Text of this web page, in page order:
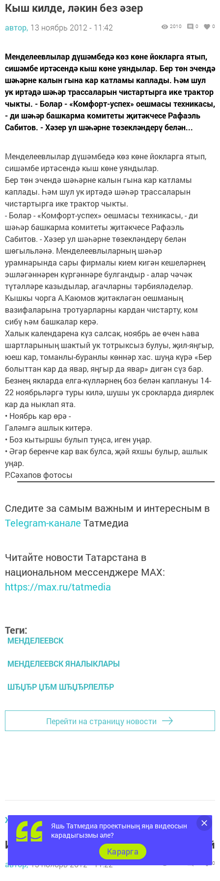
Кыш килде, ләкин без әзер
автор, 13 ноябрь 2012 - 11:42 2010 0 0
Менделеевлылар дүшәмбедә көз көне йокларга ятып,
сишәмбе иртәсендә кыш көне уяндылар. Бер төн эчендә
шәһәрне калын гына кар катламы каплады. Һәм шул
ук иртәдә шәһәр трассаларын чистартырга ике трактор
чыкты. - Болар - «Комфорт-успех» оешмасы техникасы,
- ди шәһәр башкарма комитеты җитәкчесе Рафаэль
Сабитов. - Хәзер ул шәһәрне төзекләндерү белән...
Менделеевлылар дүшәмбедә көз көне йокларга ятып,
сишәмбе иртәсендә кыш көне уяндылар.
Бер төн эчендә шәһәрне калын гына кар катламы
каплады. Һәм шул ук иртәдә шәһәр трассаларын
чистартырга ике трактор чыкты.
- Болар - «Комфорт-успех» оешмасы техникасы, - ди
шәһәр башкарма комитеты җитәкчесе Рафаэль
Сабитов. - Хәзер ул шәһәрне төзекләндерү белән
шөгыльләнә. Менделеевлыларның шәһәр
урамнарында сары фирмалы кием кигән кешеләрнең
эшләгәннәрен күргәннәре булгандыр - алар чәчәк
түтәлләре казыдылар, агачларны тәрбияләделәр.
Кышкы чорга А.Каюмов җитәкләгән оешманың
вазифаларына тротуарларны кардан чистарту, ком
сибү һәм башкалар керә.
Халык календарена күз салсак, ноябрь ае өчен һава
шартларының шактый ук тотрыксыз булуы, җил-яңгыр,
юеш кар, томанлы-буранлы көннәр хас. шуңа күрә «Бер
болыттан кар да явар, яңгыр да явар» дигән сүз бар.
Безнең якларда елга-күлләрнең боз белән каплануы 14-
22 ноябрьләргә туры килә, шушы ук срокларда диярлек
кар да ныклап ята.
• Ноябрь кар өрә -
Галәмгә ашлык китерә.
• Боз кытыршы булып туңса, иген уңар.
• Әгәр беренче кар вак булса, җәй яхшы булыр, ашлык
уңар.
Р.Сәхапов фотосы
Следите за самым важным и интересным в
Telegram-канале Татмедиа
Читайте новости Татарстана в
национальном мессенджере MАХ:
https://max.ru/tatmedia
Теги:
МЕНДЕЛЕЕВСК
МЕНДЕЛЕЕВСК ЯНАЛЫКЛАРЫ
ШЂЏЂР ЏЂМ ШЂЏЂРЛЕЛЂР
Перейти на страницу новости
ҖӘМГЫЯТЬ
Иртә диагностикалау тормышны саклый
автор, 13 ноябрь 2012 - 11:22 0
Яшь Татмедиа проектының яңа видеосын
карадыгызмы әле?
Карарга